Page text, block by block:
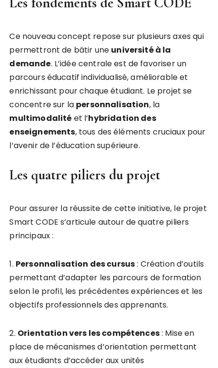
Ce nouveau concept repose sur plusieurs axes qui
permettront de bâtir une universitéà la
demande. L’idée centrale est de favoriser un
parcours éducatif individualisé, améliorable et
enrichissant pour chaque étudiant. Le projet se
concentre sur la personnalisation, la
multimodalité et l’hybridation des
enseignements, tous des éléments cruciaux pour
l’avenir de l’éducation supérieure.
Les quatre piliers du projet
Pour assurer la réussite de cette initiative, le projet
Smart CODE s’articule autour de quatre piliers
principaux :
1. Personnalisation descursus: Création d’outils
permettant d’adapter les parcours de formation
selon le profil, les précédentes expériences et les
objectifs professionnels des apprenants.
2. Orientationvers lescompétences: Mise en
place de mécanismes d’orientation permettant
aux étudiants d’accéder aux unités